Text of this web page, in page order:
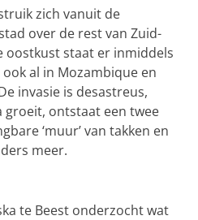
zich vanuit de
over de rest van Zuid-
oostkust staat er inmiddels
al in Mozambique en
invasie is desastreus,
ontstaat een twee
‘muur’ van takken en
meer.
te Beest onderzocht wat